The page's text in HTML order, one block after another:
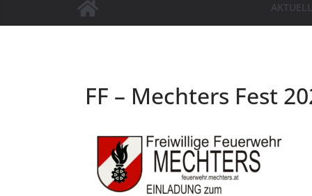
FF – Mechters Fest